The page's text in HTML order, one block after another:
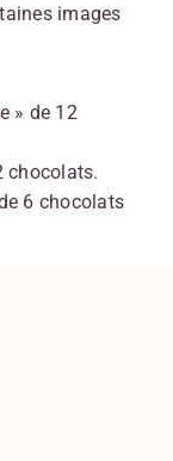
images
» de 12
chocolats.
6 chocolats